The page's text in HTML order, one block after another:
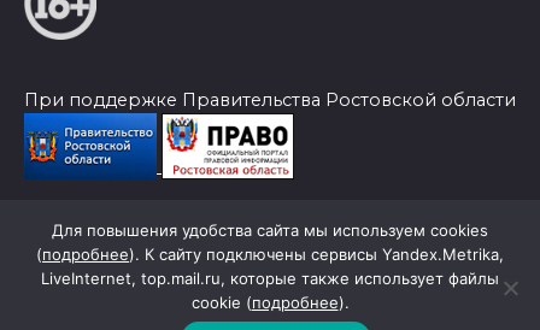
При поддержке Правительства Ростовской области
© 2026 Слава Труду
Для повышения удобства сайта мы используем cookies
(подробнее). К сайту подключены сервисы Yandex.Metrika,
LiveInternet, top.mail.ru, которые также использует файлы
cookie (подробнее).